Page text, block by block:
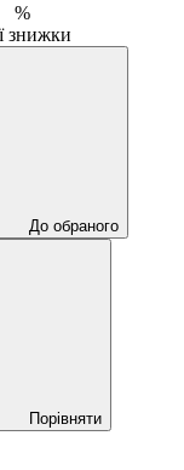
%
знижки
До обраного
Порівняти